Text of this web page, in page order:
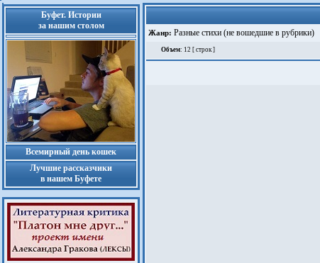
Буфет. Истории
за нашим столом
Всемирный день кошек
Лучшие рассказчики
в нашем Буфете
Жанр: Разные стихи (не вошедшие в рубрики)
Объем: 12 [ строк ]